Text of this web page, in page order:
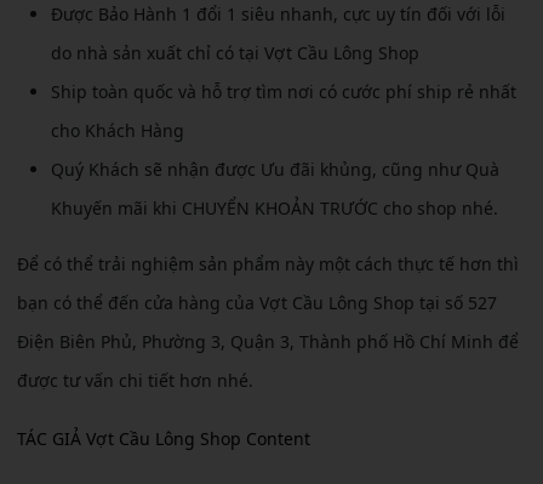
Được Bảo Hành 1 đổi 1 siêu nhanh, cực uy tín đối với lỗi
do nhà sản xuất chỉ có tại Vợt Cầu Lông Shop
Ship toàn quốc và hỗ trợ tìm nơi có cước phí ship rẻ nhất
cho Khách Hàng
Quý Khách sẽ nhận được Ưu đãi khủng, cũng như Quà
Khuyến mãi khi CHUYỂN KHOẢN TRƯỚC cho shop nhé.
Để có thể trải nghiệm sản phẩm này một cách thực tế hơn thì
bạn có thể đến cửa hàng của Vợt Cầu Lông Shop tại số 527
Điện Biên Phủ, Phường 3, Quận 3, Thành phố Hồ Chí Minh để
được tư vấn chi tiết hơn nhé.
TÁC GIẢ Vợt Cầu Lông Shop Content